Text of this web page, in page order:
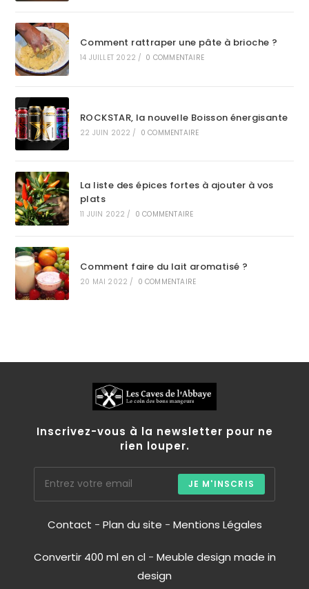
Comment rattraper une pâte à brioche ?
14 JUILLET 2022 / 0 COMMENTAIRE
ROCKSTAR, la nouvelle Boisson énergisante
22 JUIN 2022 / 0 COMMENTAIRE
La liste des épices fortes à ajouter à vos
plats
11 JUIN 2022 / 0 COMMENTAIRE
Comment faire du lait aromatisé ?
20 MAI 2022 / 0 COMMENTAIRE
Inscrivez-vous à la newsletter pour ne
rien louper.
JE M'INSCRIS
Contact - Plan du site - Mentions Légales
Convertir 400 ml en cl - Meuble design made in
design